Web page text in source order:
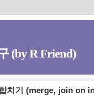
(by R Friend)
치기 (merge, join on